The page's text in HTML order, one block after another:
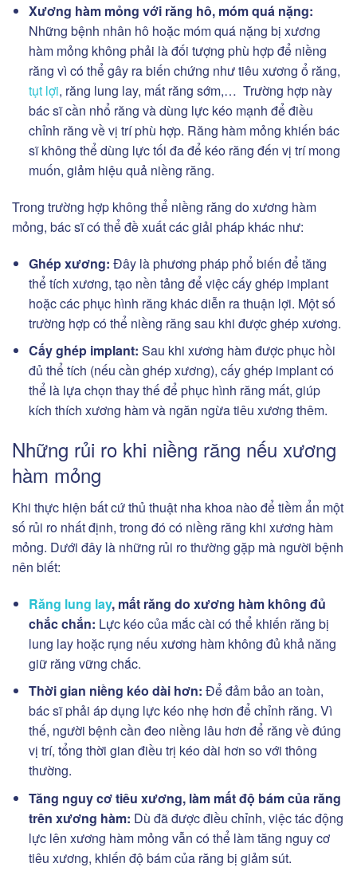
Xương hàm mỏng với răng hô, móm quá nặng:
Những bệnh nhân hô hoặc móm quá nặng bị xương
hàm mỏng không phải là đối tượng phù hợp để niềng
răng vì có thể gây ra biến chứng như tiêu xương ổ răng,
tụt lợi, răng lung lay, mất răng sớm,… Trường hợp này
bác sĩ cần nhổ răng và dùng lực kéo mạnh để điều
chỉnh răng về vị trí phù hợp. Răng hàm mỏng khiến bác
sĩ không thể dùng lực tối đa để kéo răng đến vị trí mong
muốn, giảm hiệu quả niềng răng.
Trong trường hợp không thể niềng răng do xương hàm
mỏng, bác sĩ có thể đề xuất các giải pháp khác như:
Ghép xương: Đây là phương pháp phổ biến để tăng
thể tích xương, tạo nền tảng để việc cấy ghép implant
hoặc các phục hình răng khác diễn ra thuận lợi. Một số
trường hợp có thể niềng răng sau khi được ghép xương.
Cấy ghép implant: Sau khi xương hàm được phục hồi
đủ thể tích (nếu cần ghép xương), cấy ghép implant có
thể là lựa chọn thay thế để phục hình răng mất, giúp
kích thích xương hàm và ngăn ngừa tiêu xương thêm.
Những rủi ro khi niềng răng nếu xương
hàm mỏng
Khi thực hiện bất cứ thủ thuật nha khoa nào để tiềm ẩn một
số rủi ro nhất định, trong đó có niềng răng khi xương hàm
mỏng. Dưới đây là những rủi ro thường gặp mà người bệnh
nên biết:
Răng lung lay, mất răng do xương hàm không đủ
chắc chắn: Lực kéo của mắc cài có thể khiến răng bị
lung lay hoặc rụng nếu xương hàm không đủ khả năng
giữ răng vững chắc.
Thời gian niềng kéo dài hơn: Để đảm bảo an toàn,
bác sĩ phải áp dụng lực kéo nhẹ hơn để chỉnh răng. Vì
thế, người bệnh cần đeo niềng lâu hơn để răng về đúng
vị trí, tổng thời gian điều trị kéo dài hơn so với thông
thường.
Tăng nguy cơ tiêu xương, làm mất độ bám của răng
trên xương hàm: Dù đã được điều chỉnh, việc tác động
lực lên xương hàm mỏng vẫn có thể làm tăng nguy cơ
tiêu xương, khiến độ bám của răng bị giảm sút.